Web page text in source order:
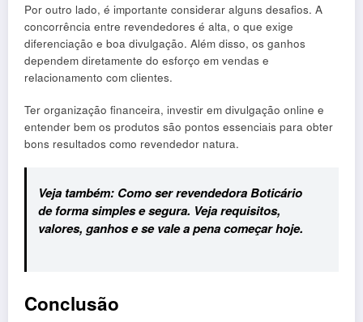
Por outro lado, é importante considerar alguns desafios. A
concorrência entre revendedores é alta, o que exige
diferenciação e boa divulgação. Além disso, os ganhos
dependem diretamente do esforço em vendas e
relacionamento com clientes.
Ter organização financeira, investir em divulgação online e
entender bem os produtos são pontos essenciais para obter
bons resultados como revendedor natura.
Veja também: Como ser revendedora Boticário
de forma simples e segura. Veja requisitos,
valores, ganhos e se vale a pena começar hoje.
Conclusão